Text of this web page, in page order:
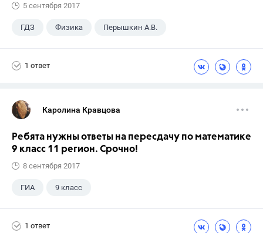
5 сентября 2017
ГДЗ Физика Перышкин А.В.
1 ответ
Каролина Кравцова
Ребята нужны ответы на пересдачу по математике
9 класс 11 регион. Срочно!
8 сентября 2017
ГИА 9 класс
1 ответ